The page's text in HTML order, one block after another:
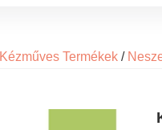
Kézműves Termékek /